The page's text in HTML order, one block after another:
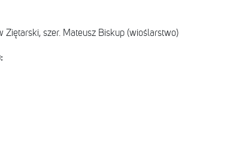
Ziętarski, szer. Mateusz Biskup (wioślarstwo)